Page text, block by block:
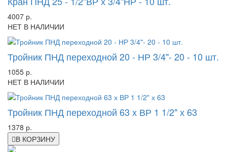
4007 р.
НЕТ В НАЛИЧИИ
Тройник ПНД переходной 20 - НР 3/4"- 20 - 10 шт.
1055 р.
НЕТ В НАЛИЧИИ
Тройник ПНД переходной 63 х ВР 1 1/2" х 63
1378 р.
В КОРЗИНУ